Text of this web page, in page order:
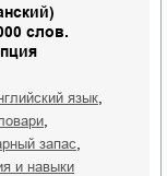
слов.
язык
запас
и навыки